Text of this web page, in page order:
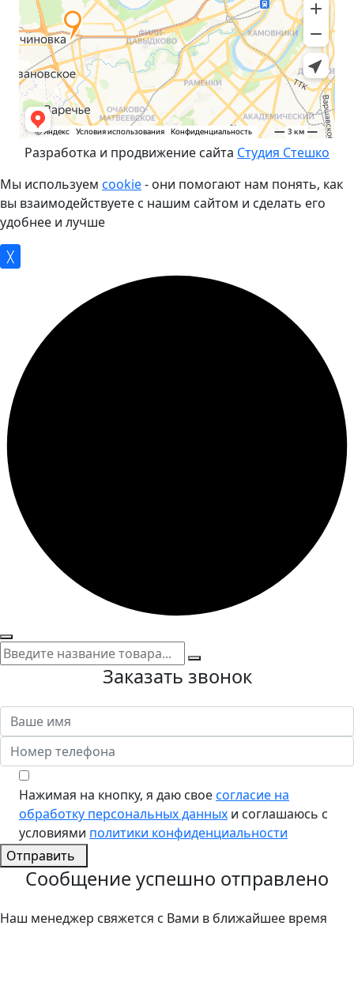
Разработка и продвижение сайта Студия Стешко
Мы используем cookie- они помогают нам понять, как
вы взаимодействуете с нашим сайтом и сделать его
удобнее и лучше
╳
Заказать звонок
Нажимая на кнопку, я даю своесогласие на
обработку персональных данных и соглашаюсь с
условиями политики конфиденциальности
Отправить
Сообщение успешно отправлено
Наш менеджер свяжется с Вами в ближайшее время